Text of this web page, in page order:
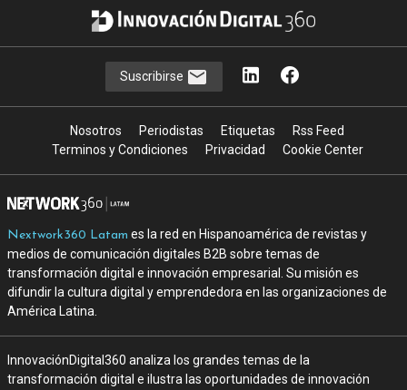
Suscribirse
Nosotros Periodistas Etiquetas
Rss Feed
Terminos y Condiciones
Privacidad Cookie Center
Nextwork360 Latam es la red en Hispanoamérica de revistas y
medios de comunicación digitales B2B sobre temas de
transformación digital e innovación empresarial. Su misión es
difundir la cultura digital y emprendedora en las organizaciones de
América Latina.
InnovaciónDigital360 analiza los grandes temas de la
transformación digital e ilustra las oportunidades de innovación